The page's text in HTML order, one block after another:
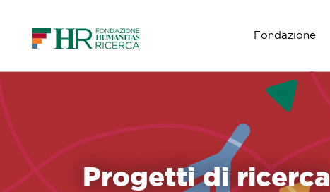
Navigazione principale
Fondazione
Progetti di ricerca